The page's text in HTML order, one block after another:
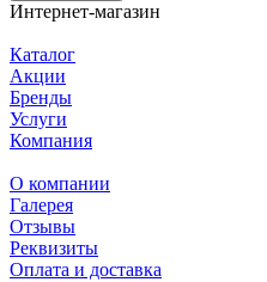
Интернет-магазин
Каталог
Акции
Бренды
Услуги
Компания
О компании
Галерея
Отзывы
Реквизиты
Оплата и доставка